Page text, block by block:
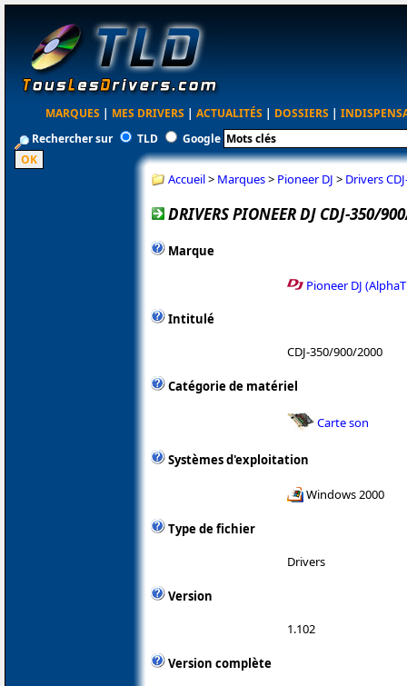
MARQUES | MES DRIVERS | ACTUALITÉS | DOSSIERS |
Rechercher sur
TLD Google
Accueil> Marques> Pioneer DJ > Drivers
DRIVERS PIONEER DJ CDJ-350/
Marque
Pioneer DJ
Intitulé
CDJ-350/900/2000
Catégorie de matériel
Carte son
Systèmes d'exploitation
Windows 2000
Type de fichier
Drivers
Version
1.102
Version complète